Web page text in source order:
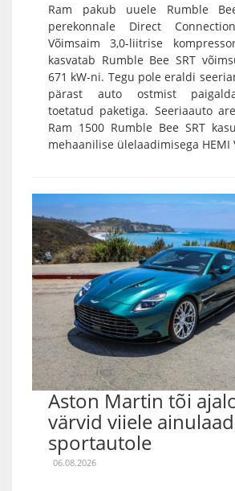
Ram pakub uuele Rumble
perekonnale Direct
Võimsaim 3,0-liitrise
kasvatab Rumble Bee SRT
671 kW-ni. Tegu pole eraldi
pärast auto ostmist
toetatud paketiga. Seeriaauto
Ram 1500 Rumble Bee SRT
mehaanilise ülelaadimisega HEMI
Aston Martin tõi
värvid viiele
sportautole
06.08.2026